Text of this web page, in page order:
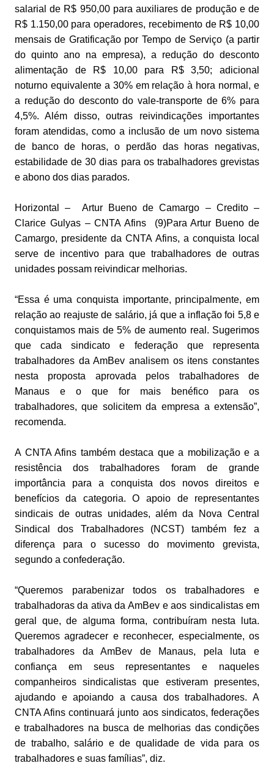
salarial de R$ 950,00 para auxiliares de produção e de
R$ 1.150,00 para operadores, recebimento de R$ 10,00
mensais de Gratificação por Tempo de Serviço (a partir
do quinto ano na empresa), a redução do desconto
alimentação de R$ 10,00 para R$ 3,50; adicional
noturno equivalente a 30% em relação à hora normal, e
a redução do desconto do vale-transporte de 6% para
4,5%. Além disso, outras reivindicações importantes
foram atendidas, como a inclusão de um novo sistema
de banco de horas, o perdão das horas negativas,
estabilidade de 30 dias para os trabalhadores grevistas
e abono dos dias parados.
Horizontal – Artur Bueno de Camargo – Credito –
Clarice Gulyas – CNTA Afins (9)Para Artur Bueno de
Camargo, presidente da CNTA Afins, a conquista local
serve de incentivo para que trabalhadores de outras
unidades possam reivindicar melhorias.
“Essa é uma conquista importante, principalmente, em
relação ao reajuste de salário, já que a inflação foi 5,8 e
conquistamos mais de 5% de aumento real. Sugerimos
que cada sindicato e federação que representa
trabalhadores da AmBev analisem os itens constantes
nesta proposta aprovada pelos trabalhadores de
Manaus e o que for mais benéfico para os
trabalhadores, que solicitem da empresa a extensão”,
recomenda.
A CNTA Afins também destaca que a mobilização e a
resistência dos trabalhadores foram de grande
importância para a conquista dos novos direitos e
benefícios da categoria. O apoio de representantes
sindicais de outras unidades, além da Nova Central
Sindical dos Trabalhadores (NCST) também fez a
diferença para o sucesso do movimento grevista,
segundo a confederação.
“Queremos parabenizar todos os trabalhadores e
trabalhadoras da ativa da AmBev e aos sindicalistas em
geral que, de alguma forma, contribuíram nesta luta.
Queremos agradecer e reconhecer, especialmente, os
trabalhadores da AmBev de Manaus, pela luta e
confiança em seus representantes e naqueles
companheiros sindicalistas que estiveram presentes,
ajudando e apoiando a causa dos trabalhadores. A
CNTA Afins continuará junto aos sindicatos, federações
e trabalhadores na busca de melhorias das condições
de trabalho, salário e de qualidade de vida para os
trabalhadores e suas famílias”, diz.